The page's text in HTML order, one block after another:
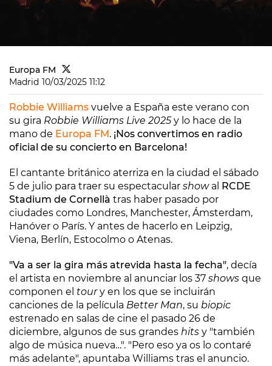
Europa FM
Madrid 10/03/2025 11:12
Robbie Williams vuelve a España este verano con
su gira Robbie Williams Live 2025y lo hace de la
mano de Europa FM. ¡Nos convertimos en radio
oficial de su concierto en Barcelona!
El cantante británico aterriza en la ciudad el sábado
5 de julio para traer su espectacular showal RCDE
Stadium de Cornellà tras haber pasado por
ciudades como Londres, Manchester, Ámsterdam,
Hanóver o París. Y antes de hacerlo en Leipzig,
Viena, Berlín, Estocolmo o Atenas.
"Va a ser la gira más atrevida hasta la fecha", decía
el artista en noviembre al anunciar los 37 shows que
componen el toury en los que se incluirán
canciones de la película Better Man, su biopic
estrenado en salas de cine el pasado 26 de
diciembre, algunos de sus grandes hits y "también
algo de música nueva…". "Pero eso ya os lo contaré
más adelante", apuntaba Williams tras el anuncio.